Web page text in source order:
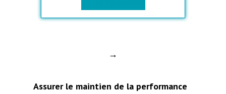
→
Assurer le maintien de la performance